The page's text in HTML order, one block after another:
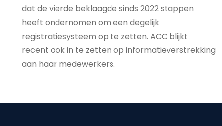
dat de vierde beklaagde sinds 2022 stappen
heeft ondernomen om een degelijk
registratiesysteem op te zetten. ACC blijkt
recent ook in te zetten op informatieverstrekking
aan haar medewerkers.